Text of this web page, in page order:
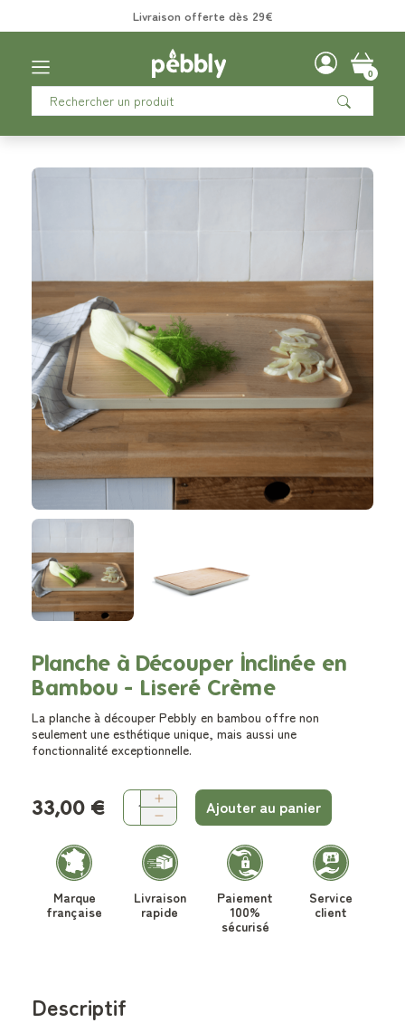
Planche à Découper Inclinée en
Bambou - Liseré Crème
La planche à découper Pebbly en bambou offre non
seulement une esthétique unique, mais aussi une
fonctionnalité exceptionnelle.
33,00 € Ajouter au panier
Marque
française
Livraison
rapide
Paiement
100%
sécurisé
Service
client
Descriptif
Livraison offerte dès 29€
0